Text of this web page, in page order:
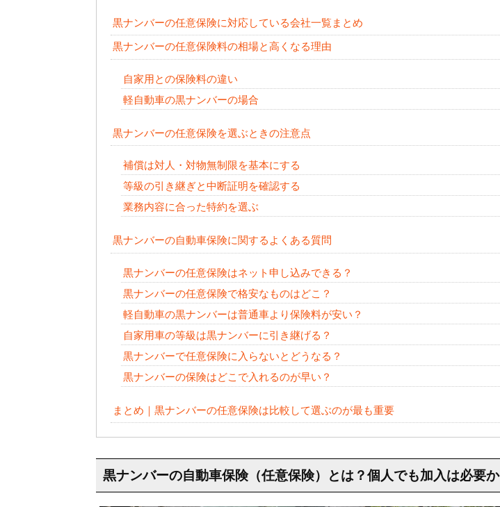
黒ナンバーの任意保険に対応している会社一覧まとめ
黒ナンバーの任意保険料の相場と高くなる理由
自家用との保険料の違い
軽自動車の黒ナンバーの場合
黒ナンバーの任意保険を選ぶときの注意点
補償は対人・対物無制限を基本にする
等級の引き継ぎと中断証明を確認する
業務内容に合った特約を選ぶ
黒ナンバーの自動車保険に関するよくある質問
黒ナンバーの任意保険はネット申し込みできる？
黒ナンバーの任意保険で格安なものはどこ？
軽自動車の黒ナンバーは普通車より保険料が安い？
自家用車の等級は黒ナンバーに引き継げる？
黒ナンバーで任意保険に入らないとどうなる？
黒ナンバーの保険はどこで入れるのが早い？
まとめ｜黒ナンバーの任意保険は比較して選ぶのが最も重要
黒ナンバーの自動車保険（任意保険）とは？個人でも加入は必要か